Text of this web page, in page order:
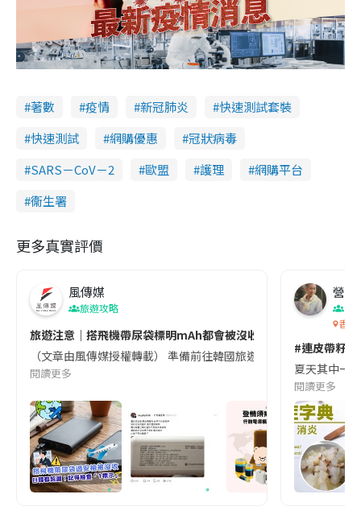
著數 疫情 新冠肺炎
快速測試套裝
快速測試
網購優惠
冠狀病毒
SARS－CoV－2
歐盟 護理
網購平台
衞生署
更多真實評價
風傳媒
旅遊攻略
旅遊注意｜搭飛機帶尿袋標明mAh都會被沒收😱出發前切記檢查
（文章由風傳媒授權轉載） 準備前往韓國旅遊的民眾，近期要
閱讀更多
營養
香港
#連皮帶籽
夏天其中一
閱讀更多